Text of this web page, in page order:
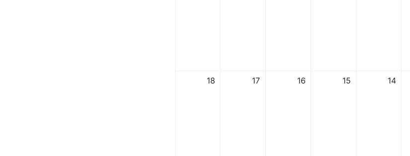
אין אירועים, 14/10/2025
14 אין אירועים, 15/10/2025
15 אין אירועים, 16/10/2025
16 אין אירועים, 17/10/2025
17 אין אירועים, 18/10/2025
18